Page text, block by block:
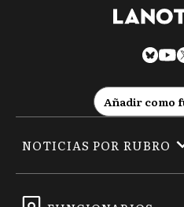
Añadir como
NOTICIAS POR RUBRO